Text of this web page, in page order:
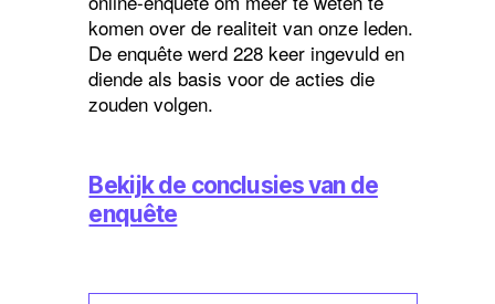
komen over de realiteit van onze leden.
De enquête werd 228 keer ingevuld en
diende als basis voor de acties die
zouden volgen.
Bekijk de conclusies van de
enquête